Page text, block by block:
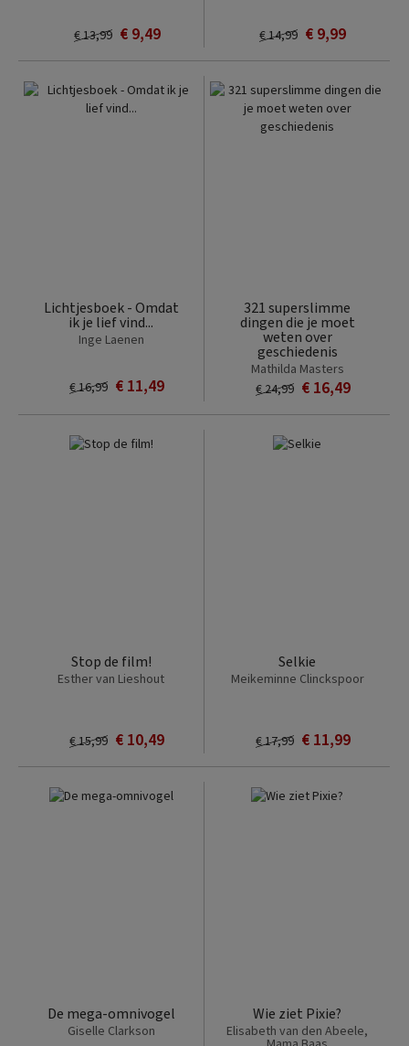
€ 9,49
€ 13,99 € 9,99
€ 14,99
Lichtjesboek - Omdat
ik je lief vind...
Inge Laenen
€ 11,49
€ 16,99
321 superslimme
dingen die je moet
weten over
geschiedenis
Mathilda Masters
€ 16,49
€ 24,99
Stop de film!
Esther van Lieshout
€ 10,49
€ 15,99
Selkie
Meikeminne Clinckspoor
€ 11,99
€ 17,99
De mega-omnivogel
Giselle Clarkson
Wie ziet Pixie?
Elisabeth van den Abeele,